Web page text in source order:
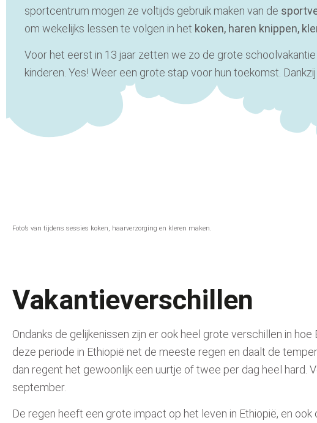
sportcentrum mogen ze voltijds gebruik maken van de
om wekelijks lessen te volgen in het koken, haren knippen,
Voor het eerst in 13 jaar zetten we zo de grote
kinderen. Yes! Weer een grote stap voor hun toekomst.
Foto’s van tijdens sessies koken, haarverzorging en kleren maken.
Vakantieverschillen
Ondanks de gelijkenissen zijn er ook heel grote verschillen in
deze periode in Ethiopië net de meeste regen en daalt de
dan regent het gewoonlijk een uurtje of twee per dag heel hard.
september.
De regen heeft een grote impact op het leven in Ethiopië, en